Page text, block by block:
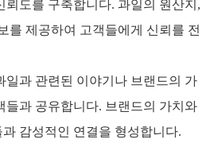
뢰도를 구축합니다. 과일의 원산지,
를 제공하여 고객들에게 신뢰를 전
일과 관련된 이야기나 브랜드의 가
들과 공유합니다. 브랜드의 가치와
감성적인 연결을 형성합니다.